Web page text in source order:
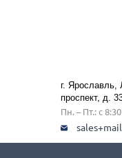
г. Ярославль,
проспект, д.
Пн. – Пт.: с